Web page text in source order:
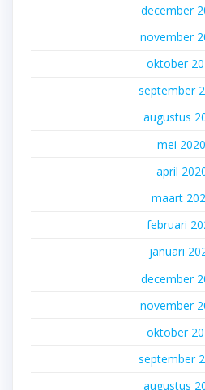
december
november
oktober
september
augustus
mei 2020
april
maart
februari
januari
december
november
oktober
september
augustus